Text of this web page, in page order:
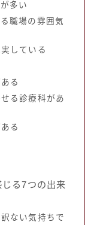
多い
職場の雰囲気
している
る
る診療科があ
る
る7つの出来
ない気持ちで